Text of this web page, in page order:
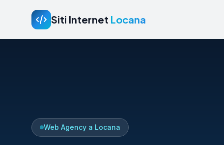
Siti Internet Locana
Web Agency a Locana